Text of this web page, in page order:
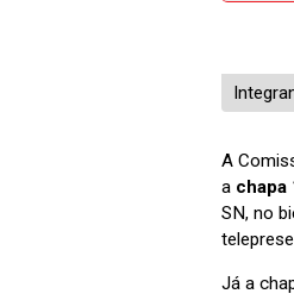
A
a chapa
SN, no
Já a